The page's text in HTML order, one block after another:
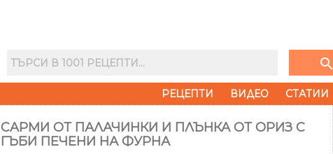
search
РЕЦЕПТИ ВИДЕО СТАТИИ
СAРМИ ОТ ПАЛАЧИНКИ И ПЛЪНКА ОТ ОРИЗ С
ГЪБИ ПЕЧЕНИ НА ФУРНА